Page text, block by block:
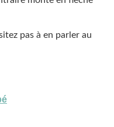
pas à en parler au